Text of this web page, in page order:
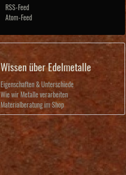
RSS-Feed
Atom-Feed
Wissen über Edelmetalle
Eigenschaften & Unterschiede
Wie wir Metalle verarbeiten
Materialberatung im Shop